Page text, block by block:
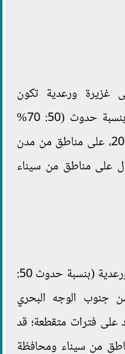
غزيرة ورعدية تكون
مصحوبة بحبات البرد أحيانًا بنسبة حدوث (50: 70%
تقريبًا)، يوم الأحد 2 يناير 2022، على مناطق من مدن
على مناطق من سيناء
كما تتساقط أمطار متوسطة ورعدية (بنسبة حدوث 50:
جنوب الوجه البحري
على فترات متقطعة؛ قد
من سيناء ومحافظة